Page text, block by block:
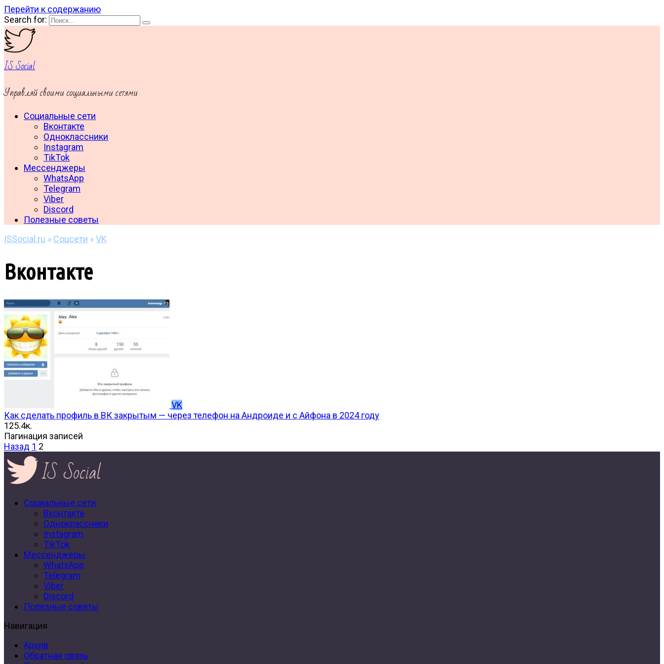
Перейти к содержанию
Search for:
IS Social
Управляй своими социальными сетями
Социальные сети
Вконтакте
Одноклассники
Instagram
TikTok
Мессенджеры
WhatsApp
Telegram
Viber
Discord
Полезные советы
ISSocial.ru » Соцсети »VK
Вконтакте
VK
Как сделать профиль в ВК закрытым — через телефон на Андроиде и с Айфона в 2024 году
125.4к.
Пагинация записей
Назад 1 2
Социальные сети
Вконтакте
Одноклассники
Instagram
TikTok
Мессенджеры
WhatsApp
Telegram
Viber
Discord
Полезные советы
Навигация
Архив
Обратная связь